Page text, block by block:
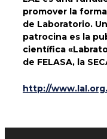
promover la
de Laboratorio.
patrocina es la
científica
de FELASA, la
http://